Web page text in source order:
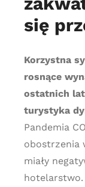
się
Korzystna
rosnące
ostatnich
turystyka
Pandemia
obostrzenia
miały
hotelarstwo.